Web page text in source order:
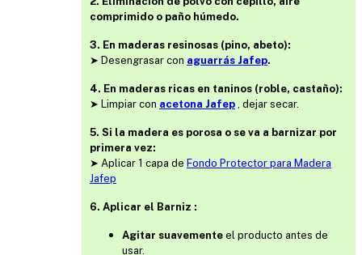
comprimido o paño húmedo.
3. En maderas resinosas (pino, abeto):
➤ Desengrasar con aguarrás Jafep.
4. En maderas ricas en taninos (roble, castaño):
➤ Limpiar con acetona Jafep , dejar secar.
5. Si la madera es porosa o se va a barnizar por
primera vez:
➤ Aplicar 1 capa de Fondo Protector para Madera
Jafep
6. Aplicar el Barniz :
Agitar suavemente el producto antes de
usar.